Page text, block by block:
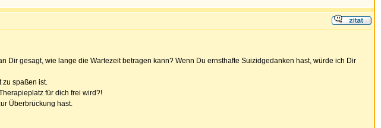
gesagt, wie lange die Wartezeit betragen kann? Wenn Du ernsthafte Suizidgedanken hast, würde ich Dir
zu spaßen ist.
für dich frei wird?!
Überbrückung hast.